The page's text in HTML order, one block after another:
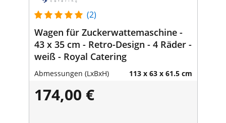
(2)
Wagen für Zuckerwattemaschine -
43 x 35 cm - Retro-Design - 4 Räder -
weiß - Royal Catering
Abmessungen (LxBxH) 113 x 63 x 61.5 cm
174,00 €